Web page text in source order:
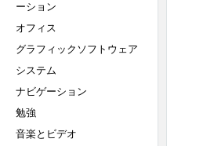
ーション
オフィス
グラフィックソフトウェア
システム
ナビゲーション
勉強
音楽とビデオ